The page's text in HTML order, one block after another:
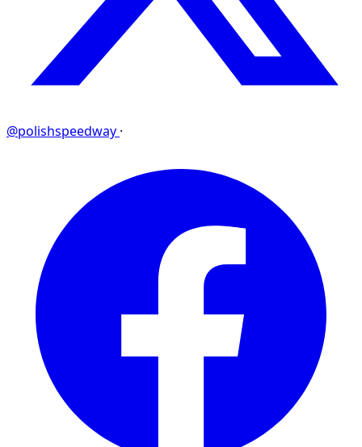
@polishspeedway ·